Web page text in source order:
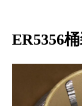
ER5356